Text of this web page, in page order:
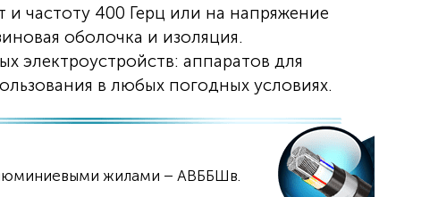
частоту 400 Герц или на напряжение
оболочка и изоляция.
электроустройств: аппаратов для
в любых погодных условиях.
жилами – АВББШв.